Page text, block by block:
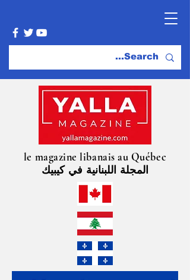
le magazine libanais au Québec
المجلة اللبنانية في كيبيك